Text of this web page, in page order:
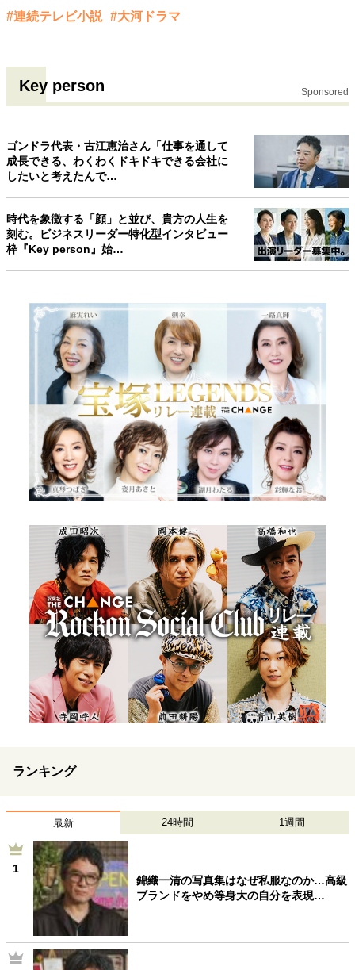
#連続テレビ小説 #大河ドラマ
Key person Sponsored
ゴンドラ代表・古江恵治さん「仕事を通して
成長できる、わくわくドキドキできる会社に
したいと考えたんで…
時代を象徴する「顔」と並び、貴方の人生を
刻む。ビジネスリーダー特化型インタビュー
枠『Key person』始…
ランキング
最新 24時間 1週間
1
錦織一清の写真集はなぜ私服なのか…高級
ブランドをやめ等身大の自分を表現…